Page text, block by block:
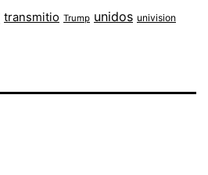
transmitio Trump unidos univision